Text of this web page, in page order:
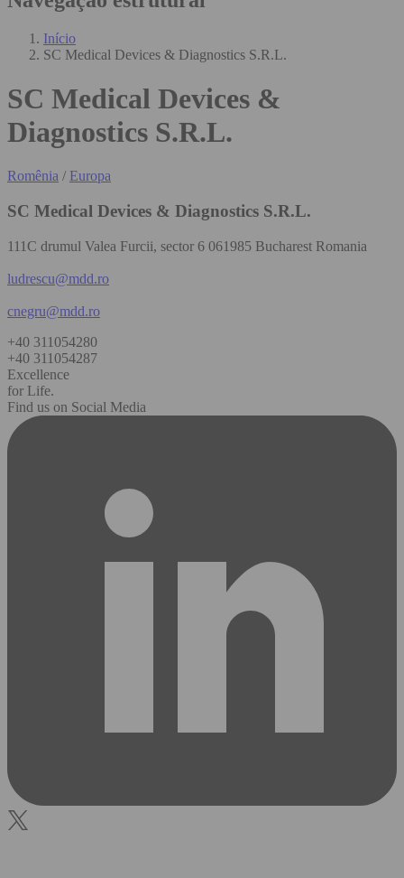
Início
SC Medical Devices & Diagnostics S.R.L.
SC Medical Devices &
Diagnostics S.R.L.
Romênia / Europa
SC Medical Devices & Diagnostics S.R.L.
111C drumul Valea Furcii, sector 6 061985 Bucharest Romania
ludrescu@mdd.ro
cnegru@mdd.ro
+40 311054280
+40 311054287
Excellence
for Life.
Find us on Social Media